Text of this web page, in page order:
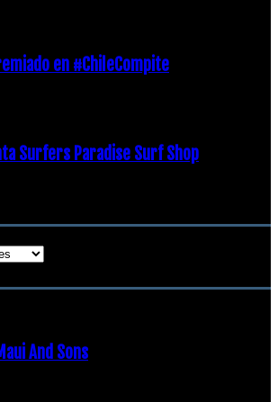
en #ChileCompite
Surfers Paradise Surf Shop
And Sons